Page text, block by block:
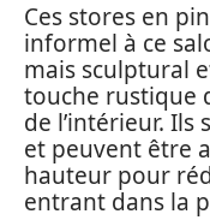
Ces stores en
informel à ce
mais sculptural
touche rustique
de l’intérieur. Ils
et peuvent être
hauteur pour
entrant dans la